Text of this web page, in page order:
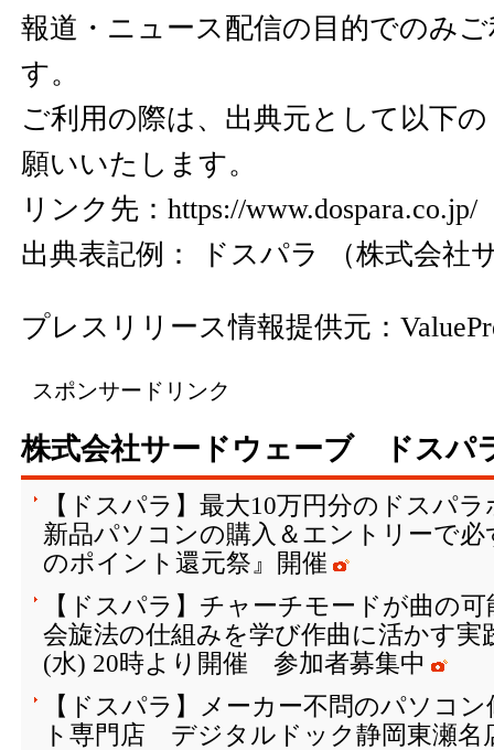
報道・ニュース配信の目的でのみ
す。
ご利用の際は、出典元として以下
願いいたします。
リンク先： https://www.dospara.co.jp/
出典表記例： ドスパラ （株式会社
プレスリリース情報提供元：
スポンサードリンク
株式会社サードウェーブ ドスパ
【ドスパラ】最大10万円分のドスパ
新品パソコンの購入＆エントリーで
のポイント還元祭』開催
【ドスパラ】チャーチモードが曲の
会旋法の仕組みを学び作曲に活かす
(水) 20時より開催 参加者募集中
【ドスパラ】メーカー不問のパソコ
ト専門店 デジタルドック静岡東瀬